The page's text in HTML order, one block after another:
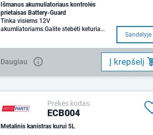
Išmanus akumuliatoriaus kontrolės
prietaisas Battery-Guard
Tinka visiems 12V
akumliatoriams.Galite stebėti keturias
Sandėlyje
Daugiau Į krepšelį
Prekės kodas:
ECB004
Metalinis kanistras kurui 5L